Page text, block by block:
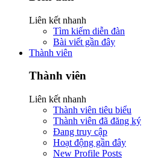
Liên kết nhanh
Tìm kiếm diễn đàn
Bài viết gần đây
Thành viên
Thành viên
Liên kết nhanh
Thành viên tiêu biểu
Thành viên đã đăng ký
Đang truy cập
Hoạt động gần đây
New Profile Posts